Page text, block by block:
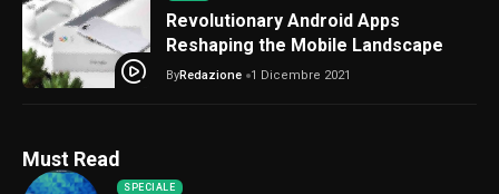
Revolutionary Android Apps
Reshaping the Mobile Landscape
ByRedazione 1 Dicembre 2021
Must Read
SPECIALE